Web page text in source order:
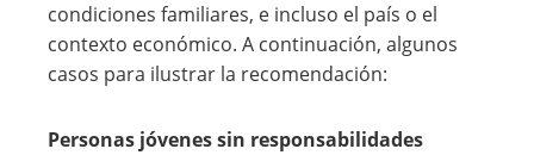
condiciones familiares, e incluso el país o el
contexto económico. A continuación, algunos
casos para ilustrar la recomendación:
Personas jóvenes sin responsabilidades